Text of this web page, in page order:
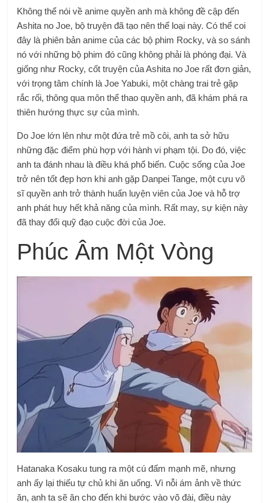
Không thể nói về anime quyền anh mà không đề cập đến
Ashita no Joe, bộ truyện đã tạo nên thể loại này. Có thể coi
đây là phiên bản anime của các bộ phim Rocky, và so sánh
nó với những bộ phim đó cũng không phải là phóng đại. Và
giống như Rocky, cốt truyện của Ashita no Joe rất đơn giản,
với trọng tâm chính là Joe Yabuki, một chàng trai trẻ gặp
rắc rối, thông qua môn thể thao quyền anh, đã khám phá ra
thiên hướng thực sự của mình.
Do Joe lớn lên như một đứa trẻ mồ côi, anh ta sở hữu
những đặc điểm phù hợp với hành vi phạm tội. Do đó, việc
anh ta đánh nhau là điều khá phổ biến. Cuộc sống của Joe
trở nên tốt đẹp hơn khi anh gặp Danpei Tange, một cựu võ
sĩ quyền anh trở thành huấn luyện viên của Joe và hỗ trợ
anh phát huy hết khả năng của mình. Rất may, sự kiện này
đã thay đổi quỹ đạo cuộc đời của Joe.
Phúc Âm Một Vòng
Hatanaka Kosaku tung ra một cú đấm mạnh mẽ, nhưng
anh ấy lại thiếu tự chủ khi ăn uống. Vì nỗi ám ảnh về thức
ăn, anh ta sẽ ăn cho đến khi bước vào võ đài, điều này